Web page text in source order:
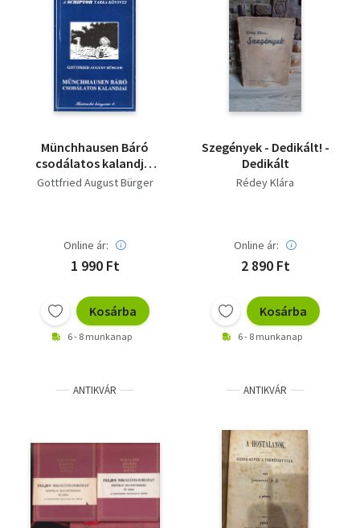
Münchhausen Báró
csodálatos kalandjai
(A Scriptor tarka
Gottfried August Bürger
Online ár:
1 990 Ft
Kosárba
6 - 8 munkanap
Szegények - Dedikált! -
Dedikált
Rédey Klára
Online ár:
2 890 Ft
Kosárba
6 - 8 munkanap
ANTIKVÁR ANTIKVÁR